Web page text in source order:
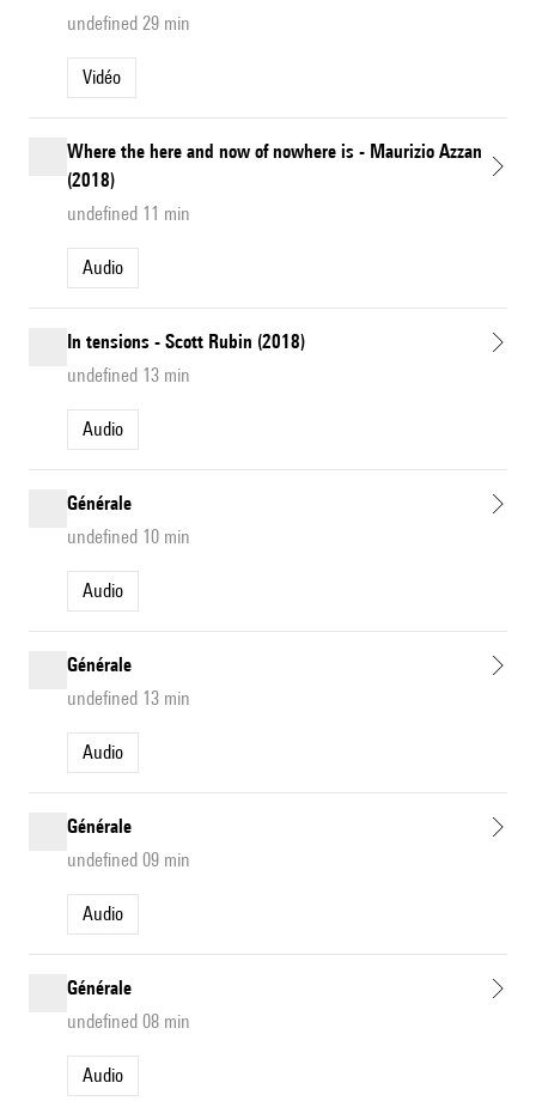
undefined 29 min
Vidéo
Where the here and now of nowhere is - Maurizio Azzan
(2018)
undefined 11 min
Audio
In tensions - Scott Rubin (2018)
undefined 13 min
Audio
Générale
undefined 10 min
Audio
Générale
undefined 13 min
Audio
Générale
undefined 09 min
Audio
Générale
undefined 08 min
Audio